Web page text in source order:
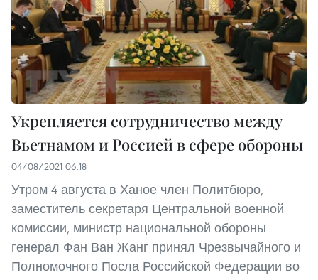
Укрепляется сотрудничество между
Вьетнамом и Россией в сфере обороны
04/08/2021 06:18
Утром 4 августа в Ханое член Политбюро,
заместитель секретаря Центральной военной
комиссии, министр национальной обороны
генерал Фан Ван Жанг принял Чрезвычайного и
Полномочного Посла Российской Федерации во